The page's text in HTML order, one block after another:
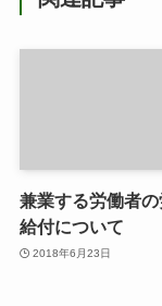
兼業する労働者
給付について
2018年6月23日